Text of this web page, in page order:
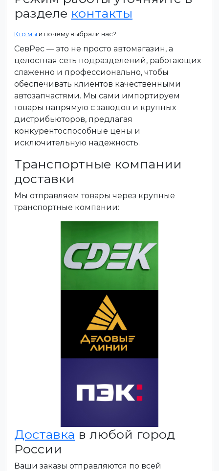
разделе контакты
Кто мы и почему выбрали нас?
СевРес — это не просто автомагазин, а
целостная сеть подразделений, работающих
слаженно и профессионально, чтобы
обеспечивать клиентов качественными
автозапчастями. Мы сами импортируем
товары напрямую с заводов и крупных
дистрибьюторов, предлагая
конкурентоспособные цены и
исключительную надежность.
Транспортные компании
доставки
Мы отправляем товары через крупные
транспортные компании:
Доставка в любой город
России
Ваши заказы отправляются по всей